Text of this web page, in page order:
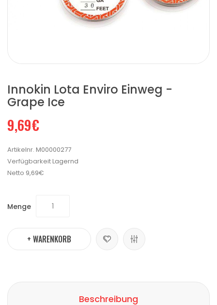
Innokin Lota Enviro Einweg -
Grape Ice
9,69€
Artikelnr. M00000277
VerfügbarkeitLagernd
Netto 9,69€
Menge
+ WARENKORB
Beschreibung